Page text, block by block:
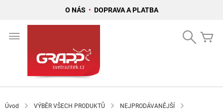
O NÁS • DOPRAVA A PLATBA
Search
Úvod VÝBĚR VŠECH PRODUKTŮ
NEJPRODÁVANĚJŠÍ